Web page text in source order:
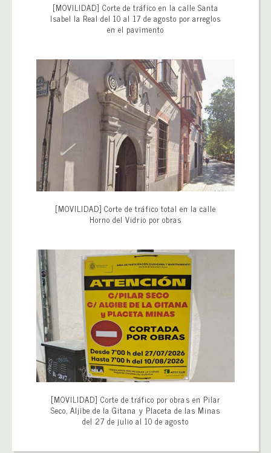
[MOVILIDAD] Corte de tráfico en la calle Santa
Isabel la Real del 10 al 17 de agosto por arreglos
en el pavimento
[MOVILIDAD] Corte de tráfico total en la calle
Horno del Vidrio por obras
[MOVILIDAD] Corte de tráfico por obras en Pilar
Seco, Aljibe de la Gitana y Placeta de las Minas
del 27 de julio al 10 de agosto